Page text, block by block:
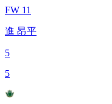
FW 11
進 昂平
5
5